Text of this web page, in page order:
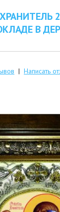
В
| Написать